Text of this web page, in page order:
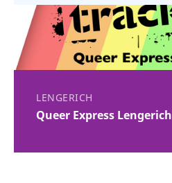
LENGERICH
Queer Express Lengerich